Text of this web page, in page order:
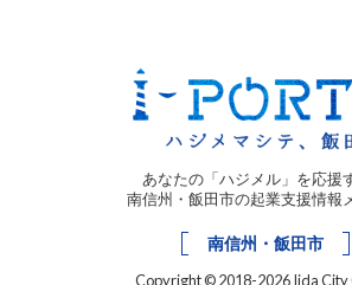
あなたの「ハジメル」を応援
南信州・飯田市の起業支援情報
南信州・飯田市
Copyright © 2018-2026 Iida City